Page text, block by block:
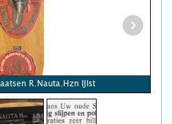
R.Nauta.Hzn IJlst